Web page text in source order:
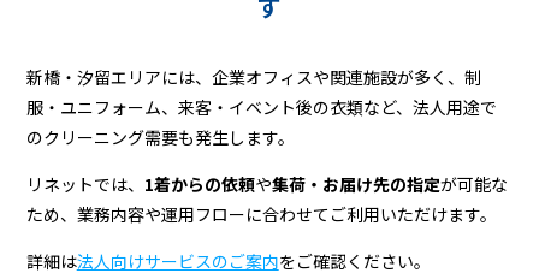
新橋・汐留エリアには、企業オフィスや関連施設が多く、制
服・ユニフォーム、来客・イベント後の衣類など、法人用途で
のクリーニング需要も発生します。
リネットでは、 1着からの依頼や集荷・お届け先の指定が可能な
ため、業務内容や運用フローに合わせてご利用いただけます。
詳細は法人向けサービスのご案内をご確認ください。